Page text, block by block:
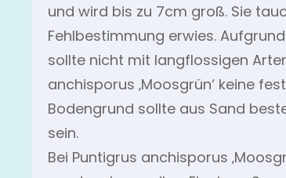
und wird bis zu 7cm groß. Sie
Fehlbestimmung erwies.
sollte nicht mit langflossigen
anchisporus ‚Moosgrün‘ keine
Bodengrund sollte aus Sand
sein.
Bei Puntigrus anchisporus